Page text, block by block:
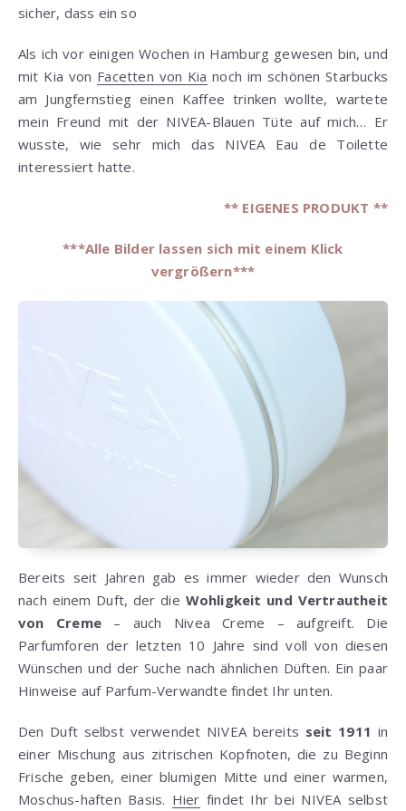
sicher, dass ein so
Als ich vor einigen Wochen in Hamburg gewesen bin, und
mit Kia von Facetten von Kia noch im schönen Starbucks
am Jungfernstieg einen Kaffee trinken wollte, wartete
mein Freund mit der NIVEA-Blauen Tüte auf mich… Er
wusste, wie sehr mich das NIVEA Eau de Toilette
interessiert hatte.
** EIGENES PRODUKT **
***Alle Bilder lassen sich mit einem Klick
vergrößern***
Bereits seit Jahren gab es immer wieder den Wunsch
nach einem Duft, der die Wohligkeit und Vertrautheit
von Creme– auch Nivea Creme – aufgreift. Die
Parfumforen der letzten 10 Jahre sind voll von diesen
Wünschen und der Suche nach ähnlichen Düften. Ein paar
Hinweise auf Parfum-Verwandte findet Ihr unten.
Den Duft selbst verwendet NIVEA bereits seit 1911 in
einer Mischung aus zitrischen Kopfnoten, die zu Beginn
Frische geben, einer blumigen Mitte und einer warmen,
Moschus-haften Basis. Hier findet Ihr bei NIVEA selbst